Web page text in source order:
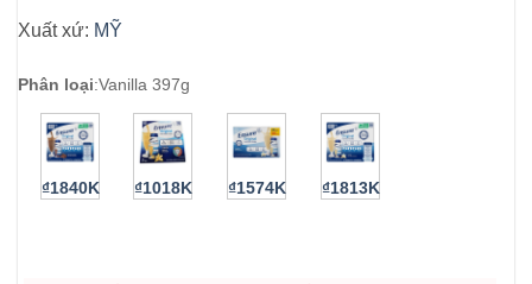
Xuất xứ: MỸ
Phân loại:Vanilla 397g
₫1840K ₫1018K ₫1574K ₫1813K